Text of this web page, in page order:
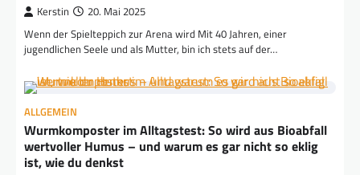
Kerstin 20. Mai 2025
Wenn der Spielteppich zur Arena wird Mit 40 Jahren, einer
jugendlichen Seele und als Mutter, bin ich stets auf der…
ALLGEMEIN
Wurmkomposter im Alltagstest: So wird aus Bioabfall
wertvoller Humus – und warum es gar nicht so eklig
ist, wie du denkst